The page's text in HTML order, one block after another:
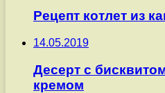
Рецепт котлет из
14.05.2019
Десерт с
кремом